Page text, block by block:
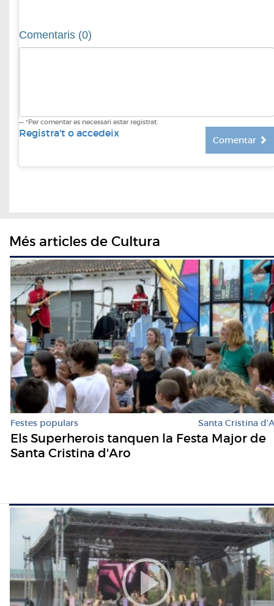
Comentaris (0)
*Per comentar es necessari estar registrat.
Registra't o accedeix
Comentar
Més articles de Cultura
Festes populars Santa Cristina
Els Superherois tanquen la Festa Major de
Santa Cristina d'Aro